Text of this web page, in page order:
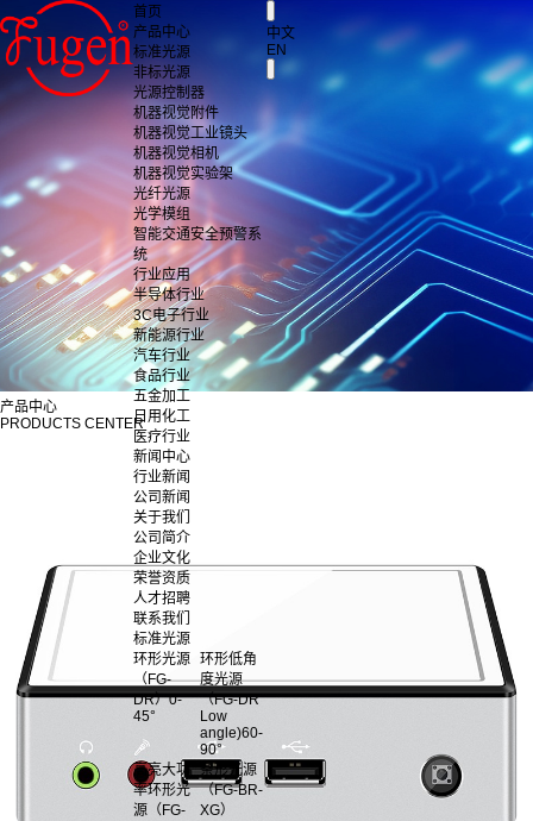
首页
产品中心
标准光源
非标光源
光源控制器
机器视觉附件
机器视觉工业镜头
机器视觉相机
机器视觉实验架
光纤光源
光学模组
智能交通安全预警系
统
行业应用
半导体行业
3C电子行业
新能源行业
汽车行业
食品行业
五金加工
日用化工
医疗行业
新闻中心
行业新闻
公司新闻
关于我们
公司简介
企业文化
荣誉资质
人才招聘
联系我们
标准光源
环形光源
（FG-
DR）0-
45°
环形低角
度光源
（FG-DR
Low
angle)60-
90°
高亮大功
率环形光
源（FG-
条形光源
（FG-BR-
XG）
中文
EN
产品中心
PRODUCTS CENTER